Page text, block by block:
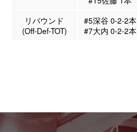
リバウンド
(Off-Def-TOT)
#5深谷 0-2-2本
#7大内 0-2-2本